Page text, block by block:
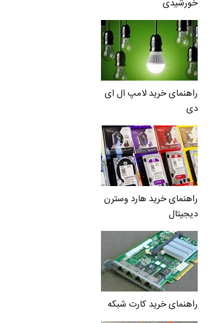
خورشیدی
راهنمای خرید لامپ ال ای
دی
راهنمای خرید هارد وسترن
دیجیتال
راهنمای خرید کارت شبکه